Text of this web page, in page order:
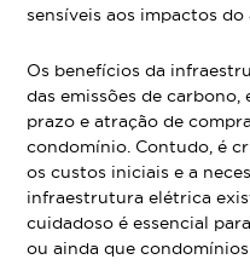
sensíveis aos impactos
Os benefícios da
das emissões de
prazo e atração de
condomínio. Contudo, é
os custos iniciais e a
infraestrutura elétrica
cuidadoso é essencial
ou ainda que